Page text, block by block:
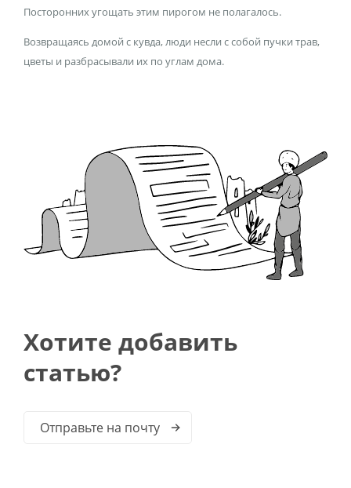
Посторонних угощать этим пирогом не полагалось.
Возвращаясь домой с кувда, люди несли с собой пучки трав,
цветы и разбрасывали их по углам дома.
Хотите добавить
статью?
Отправьте на почту